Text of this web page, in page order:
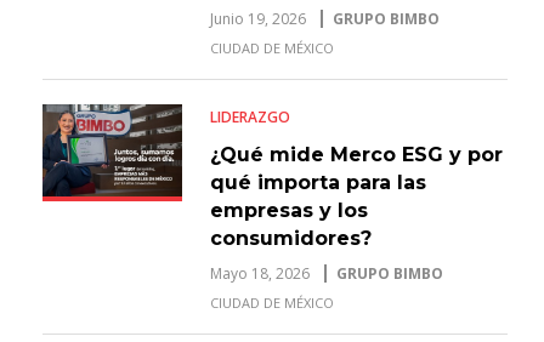
Junio 19, 2026 GRUPO BIMBO
CIUDAD DE MÉXICO
LIDERAZGO
¿Qué mide Merco ESG y por
qué importa para las
empresas y los
consumidores?
Mayo 18, 2026 GRUPO BIMBO
CIUDAD DE MÉXICO